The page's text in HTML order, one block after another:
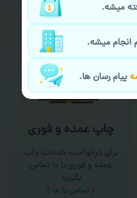
سفارش گیری
چاپ عمده و فوری
برای درخواست خدمات چاپ
عمده و فوری با ما تماس
بگیرید
( تماس با ما )
میشه.
انجام میشه.
پیام رسان ها.